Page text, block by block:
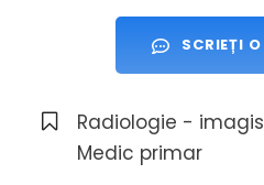
SCRIEȚI O
Radiologie -
Medic primar